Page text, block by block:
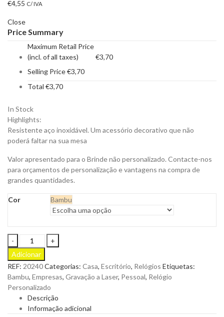
€4,55 C/ IVA
Close
Price Summary
Maximum Retail Price
(incl. of all taxes)
€3,70
Selling Price€3,70
Total €3,70
In Stock
Highlights:
Resistente aço inoxidável. Um acessório decorativo que não
poderá faltar na sua mesa
Valor apresentado para o Brinde não personalizado. Contacte-nos
para orçamentos de personalização e vantagens na compra de
grandes quantidades.
Cor Bambu
Relógio
de
Mesa
Eciko
em
Bambu
Envernizado
para
Adicionar
REF: 20240Categorias: Casa, Escritório, Relógios Etiquetas:
Bambu, Empresas, Gravação a Laser, Pessoal, Relógio
Personalizado
Descrição
Informação adicional